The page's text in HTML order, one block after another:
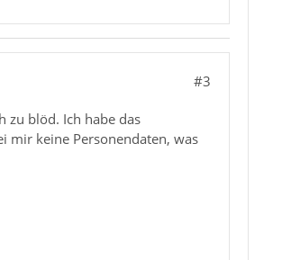
#3
zu blöd. Ich habe das
mir keine Personendaten, was